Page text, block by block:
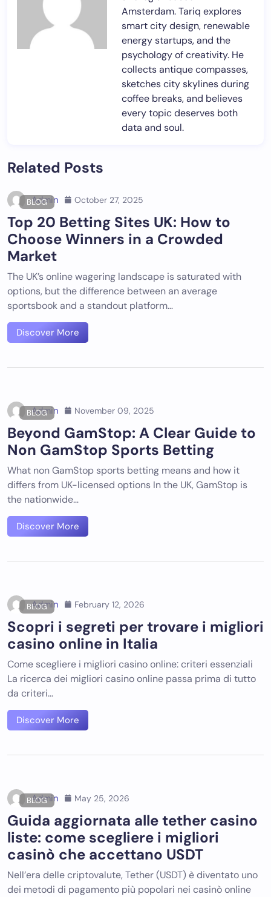
Amsterdam. Tariq explores
smart city design, renewable
energy startups, and the
psychology of creativity. He
collects antique compasses,
sketches city skylines during
coffee breaks, and believes
every topic deserves both
data and soul.
Related Posts
BLOG
Admin October 27, 2025
Top 20 Betting Sites UK: How to
Choose Winners in a Crowded
Market
The UK’s online wagering landscape is saturated with
options, but the difference between an average
sportsbook and a standout platform…
Discover More
BLOG
Admin November 09, 2025
Beyond GamStop: A Clear Guide to
Non GamStop Sports Betting
What non GamStop sports betting means and how it
differs from UK-licensed options In the UK, GamStop is
the nationwide…
Discover More
BLOG
Admin February 12, 2026
Scopri i segreti per trovare i migliori
casino online in Italia
Come scegliere i migliori casino online: criteri essenziali
La ricerca dei migliori casino online passa prima di tutto
da criteri…
Discover More
BLOG
Admin May 25, 2026
Guida aggiornata alle tether casino
liste: come scegliere i migliori
casinò che accettano USDT
Nell’era delle criptovalute, Tether (USDT) è diventato uno
dei metodi di pagamento più popolari nei casinò online